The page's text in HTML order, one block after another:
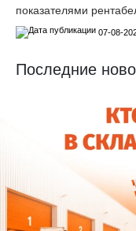
показателями
07-08-
Последние